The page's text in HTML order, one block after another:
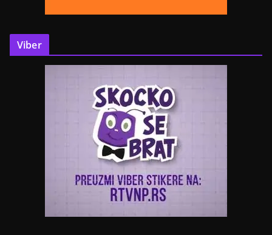
Viber